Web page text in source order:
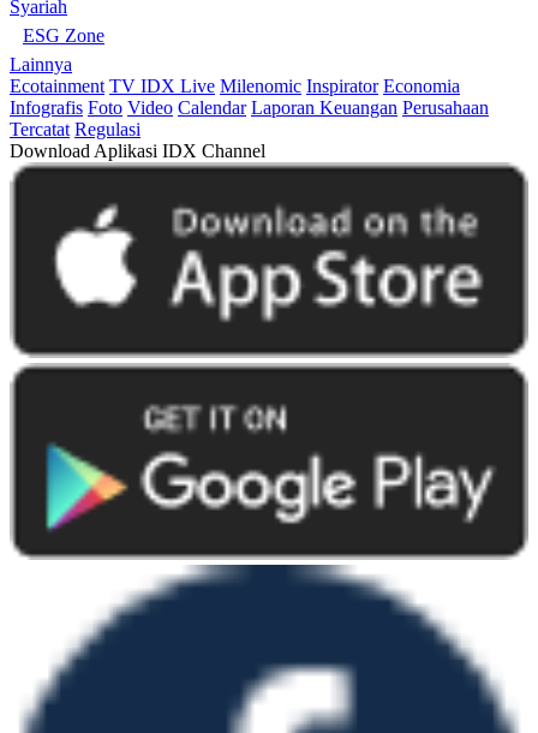
Syariah
ESG Zone
Lainnya
Ecotainment TV IDX Live Milenomic Inspirator Economia
Infografis Foto Video Calendar Laporan Keuangan Perusahaan
Tercatat Regulasi
Download Aplikasi IDX Channel